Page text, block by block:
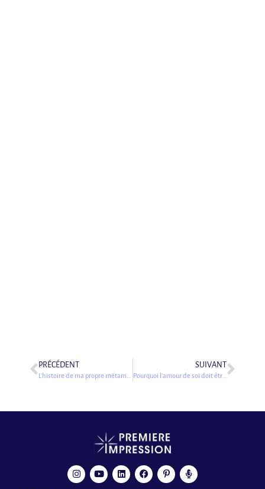
PRÉCÉDENT
L’histoire de ma propre métamorphose
SUIVANT
Pourquoi l’amour de soi doit être au centre de votre vie ?